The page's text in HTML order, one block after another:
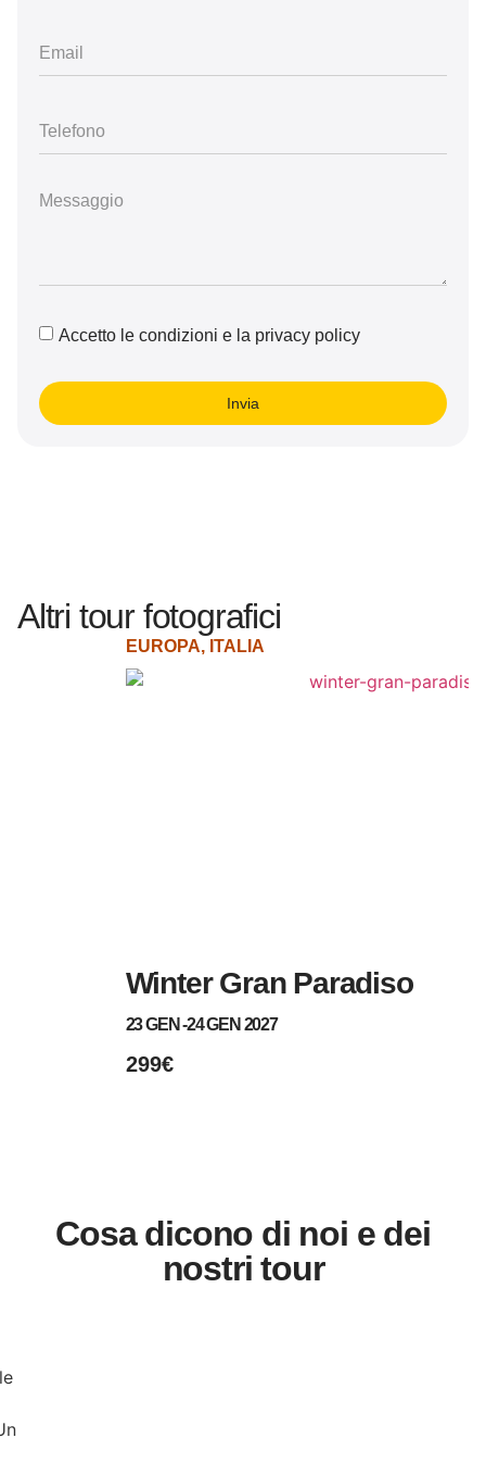
Accetto le condizioni e la privacy policy
Invia
Altri tour fotografici
EUROPA, ITALIA
Winter Gran Paradiso
23 GEN -24 GEN 2027
299€
Cosa dicono di noi e dei
nostri tour